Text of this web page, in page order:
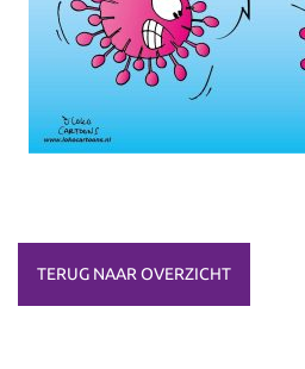
TERUG NAAR OVERZICHT